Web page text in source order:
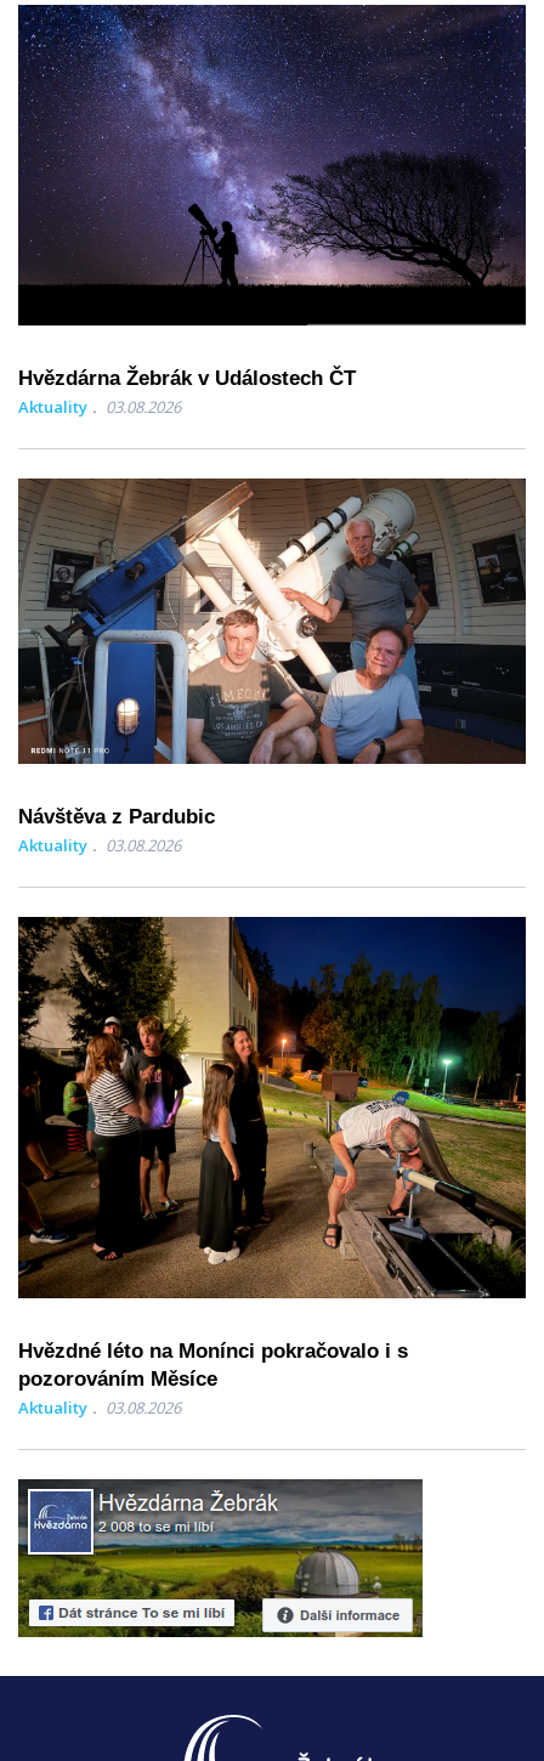
Hvězdárna Žebrák v Událostech ČT
Aktuality 03.08.2026
Návštěva z Pardubic
Aktuality 03.08.2026
Hvězdné léto na Monínci pokračovalo i s
pozorováním Měsíce
Aktuality 03.08.2026